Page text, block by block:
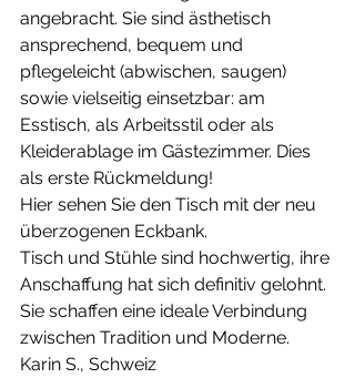
angebracht. Sie sind ästhetisch
ansprechend, bequem und
pflegeleicht (abwischen, saugen)
sowie vielseitig einsetzbar: am
Esstisch, als Arbeitsstil oder als
Kleiderablage im Gästezimmer. Dies
als erste Rückmeldung!
Hier sehen Sie den Tisch mit der neu
überzogenen Eckbank.
Tisch und Stühle sind hochwertig, ihre
Anschaffung hat sich definitiv gelohnt.
Sie schaffen eine ideale Verbindung
zwischen Tradition und Moderne.
Karin S., Schweiz